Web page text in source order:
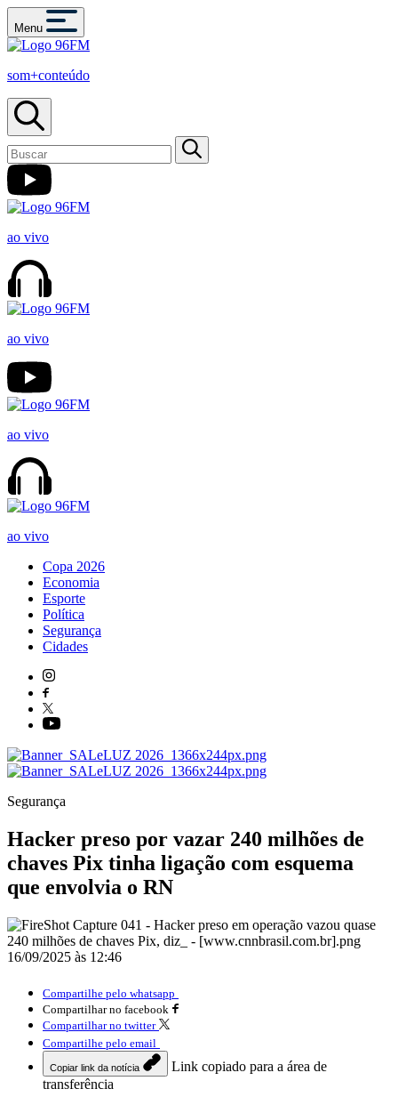
Menu
som+conteúdo
ao vivo
ao vivo
ao vivo
ao vivo
Copa 2026
Economia
Esporte
Política
Segurança
Cidades
Segurança
Hacker preso por vazar 240 milhões de
chaves Pix tinha ligação com esquema
que envolvia o RN
16/09/2025 às 12:46
Compartilhe pelo whatsapp
Compartilhar no facebook
Compartilhar no twitter
Compartilhe pelo email
Copiar link da notícia
Link copiado para a área de
transferência